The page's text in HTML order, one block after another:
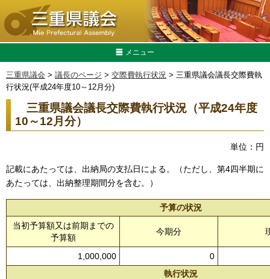
メニュー
三重県議会 > 議長のページ > 交際費執行状況 > 三重県議会議長交際費執
行状況(平成24年度10～12月分)
三重県議会議長交際費執行状況（平成24年度
10～12月分）
単位：円
記載にあたっては、出納局の支払日による。（ただし、第4四半期に
あたっては、出納整理期間分を含む。）
予算の状況
当初予算額又は前期までの
予算額
今期分
1,000,000
0
執行状況